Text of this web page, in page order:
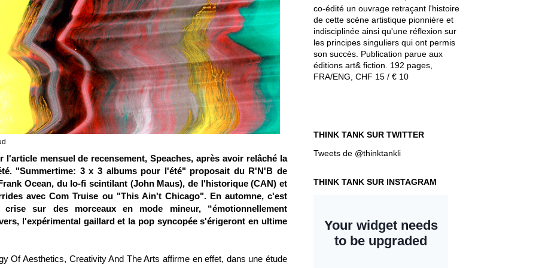
l'article mensuel de recensement, Speaches, après avoir relâché la
"Summertime: 3 x 3 albums pour l'été" proposait du R'N'B de
Ocean, du lo-fi scintilant (John Maus), de l'historique (CAN) et
avec Com Truise ou "This Ain't Chicago". En automne, c'est
crise sur des morceaux en mode mineur, “émotionnellement
l'expérimental gaillard et la pop syncopée s'érigeront en ultime
Of Aesthetics, Creativity And The Arts affirme en effet, dans une étude
co-édité un ouvrage retraçant l'histoire
de cette scène artistique pionnière et
indisciplinée ainsi qu'une réflexion sur
les principes singuliers qui ont permis
son succès. Publication parue aux
éditions art& fiction. 192 pages,
FRA/ENG, CHF 15 / € 10
THINK TANK SUR TWITTER
Tweets de @thinktankli
THINK TANK SUR INSTAGRAM